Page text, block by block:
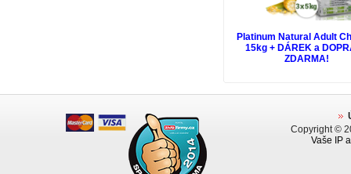
Platinum Natural Adult
15kg + DÁREK a
ZDARMA!
Copyright ©
Vaše IP